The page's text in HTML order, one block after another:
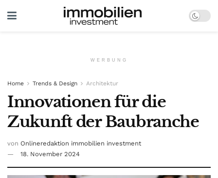
WERBUNG
Home Trends & Design Architektur
Innovationen für die
Zukunft der Baubranche
von Onlineredaktion immobilien investment
18. November 2024